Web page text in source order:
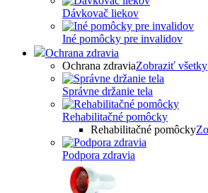
Dávkovač liekov
Iné pomôcky pre invalidov
Ochrana zdravia
Ochrana zdraviaZobraziť všetky
Správne držanie tela
Rehabilitačné pomôcky
Rehabilitačné pomôcky
Podpora zdravia